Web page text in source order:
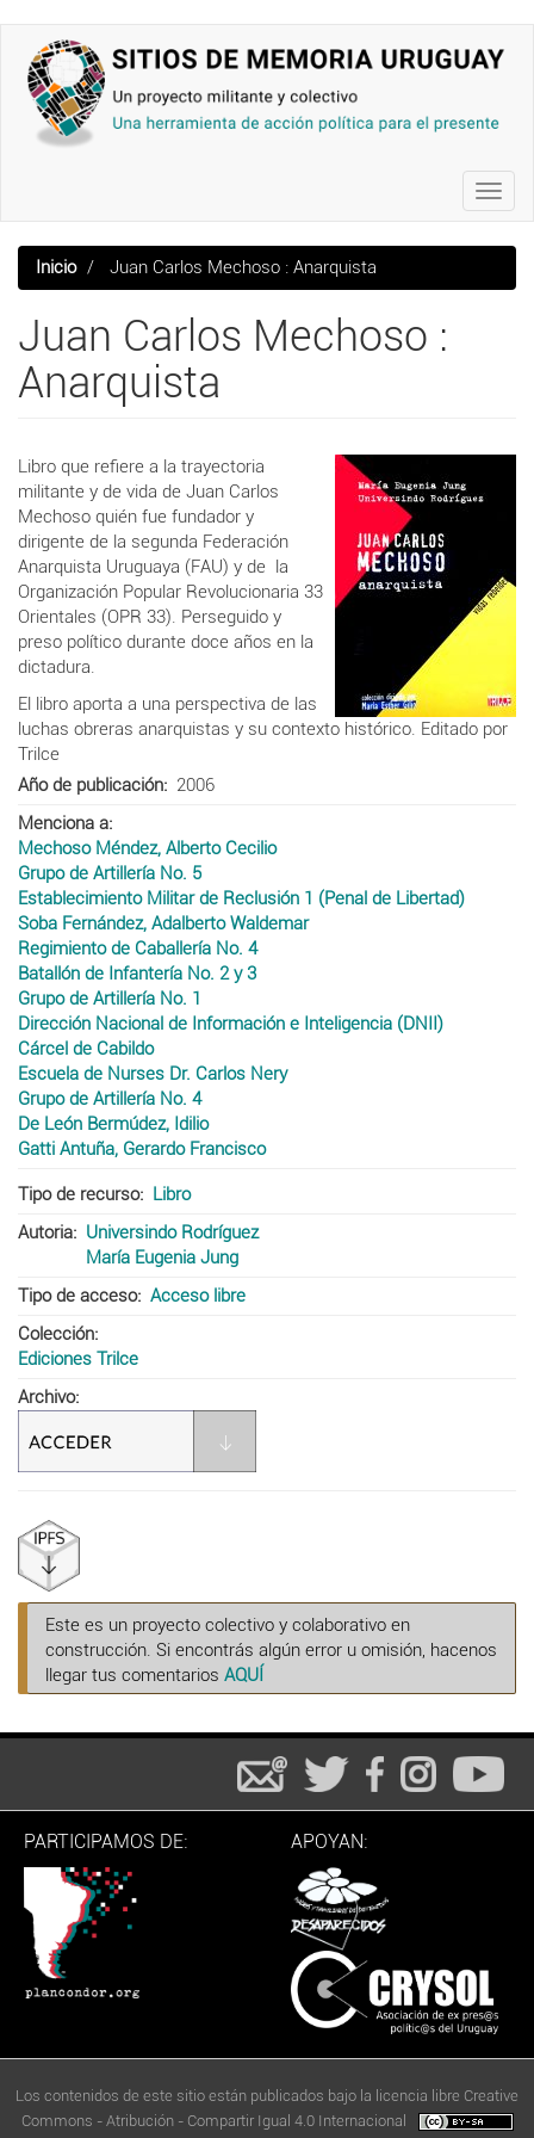
contenido
principal
Inicio Juan Carlos Mechoso : Anarquista
Juan Carlos Mechoso :
Anarquista
Libro que refiere a la trayectoria
militante y de vida de Juan Carlos
Mechoso quién fue fundador y
dirigente de la segunda Federación
Anarquista Uruguaya (FAU) y de la
Organización Popular Revolucionaria 33
Orientales (OPR 33). Perseguido y
preso político durante doce años en la
dictadura.
El libro aporta a una perspectiva de las
luchas obreras anarquistas y su contexto histórico. Editado por
Trilce
Año de publicación
2006
Menciona a
Mechoso Méndez, Alberto Cecilio
Grupo de Artillería No. 5
Establecimiento Militar de Reclusión 1 (Penal de Libertad)
Soba Fernández, Adalberto Waldemar
Regimiento de Caballería No. 4
Batallón de Infantería No. 2 y 3
Grupo de Artillería No. 1
Dirección Nacional de Información e Inteligencia (DNII)
Cárcel de Cabildo
Escuela de Nurses Dr. Carlos Nery
Grupo de Artillería No. 4
De León Bermúdez, Idilio
Gatti Antuña, Gerardo Francisco
Tipo de recurso
Libro
Autoria
Universindo Rodríguez
María Eugenia Jung
Tipo de acceso
Acceso libre
Colección
Ediciones Trilce
Archivo
Este es un proyecto colectivo y colaborativo en
construcción. Si encontrás algún error u omisión, hacenos
llegar tus comentarios AQUÍ
PARTICIPAMOS DE: APOYAN:
Los contenidos de este sitio están publicados bajo la licencia libre Creative
Commons - Atribución - Compartir Igual 4.0 Internacional